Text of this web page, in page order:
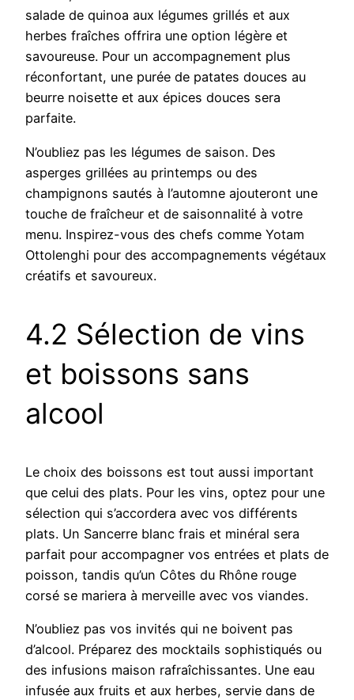
salade de quinoa aux légumes grillés et aux
herbes fraîches offrira une option légère et
savoureuse. Pour un accompagnement plus
réconfortant, une purée de patates douces au
beurre noisette et aux épices douces sera
parfaite.
N’oubliez pas les légumes de saison. Des
asperges grillées au printemps ou des
champignons sautés à l’automne ajouteront une
touche de fraîcheur et de saisonnalité à votre
menu. Inspirez-vous des chefs comme Yotam
Ottolenghi pour des accompagnements végétaux
créatifs et savoureux.
4.2 Sélection de vins
et boissons sans
alcool
Le choix des boissons est tout aussi important
que celui des plats. Pour les vins, optez pour une
sélection qui s’accordera avec vos différents
plats. Un Sancerre blanc frais et minéral sera
parfait pour accompagner vos entrées et plats de
poisson, tandis qu’un Côtes du Rhône rouge
corsé se mariera à merveille avec vos viandes.
N’oubliez pas vos invités qui ne boivent pas
d’alcool. Préparez des mocktails sophistiqués ou
des infusions maison rafraîchissantes. Une eau
infusée aux fruits et aux herbes, servie dans de